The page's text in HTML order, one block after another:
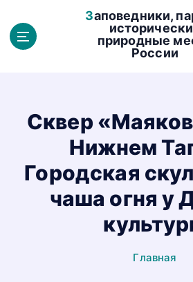
Заповедники, парки и
природные
России
Сквер
Нижнем
Городская
чаша огня у
Главная